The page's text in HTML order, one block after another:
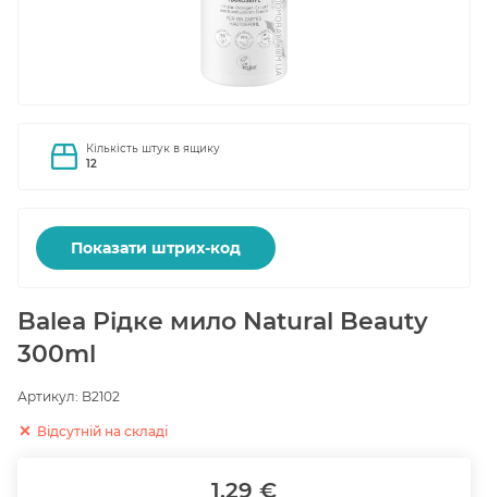
Кількість штук в ящику
12
Показати штрих-код
Balea Рідке мило Natural Beauty
300ml
Артикул: B2102
Відсутній на складі
1.29 €